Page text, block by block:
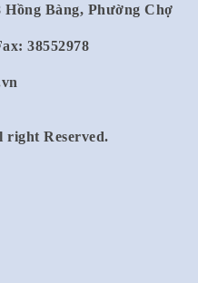
Bàng, Phường Chợ
38552978
right Reserved.